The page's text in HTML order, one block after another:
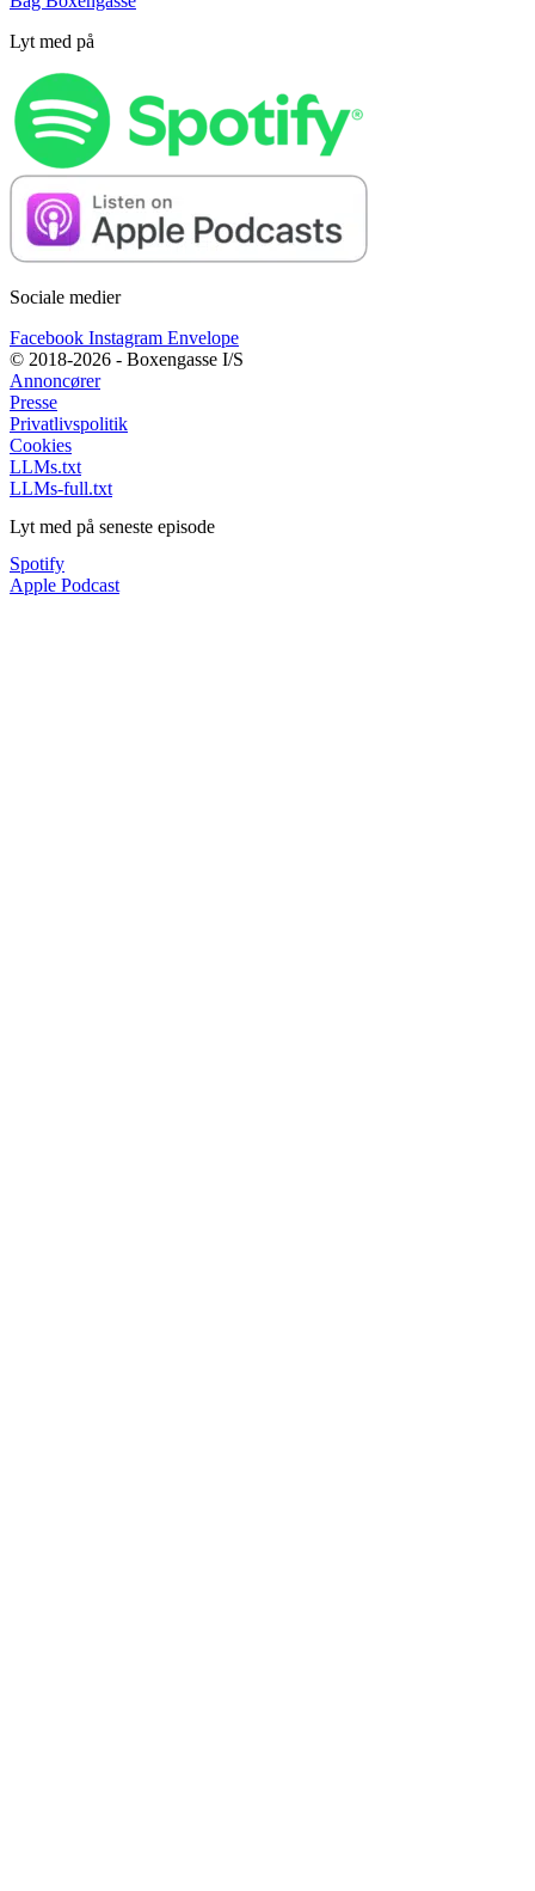
Lyt med på
Sociale medier
Facebook Instagram Envelope
© 2018-2026 - Boxengasse I/S
Annoncører
Presse
Privatlivspolitik
Cookies
LLMs.txt
LLMs-full.txt
Lyt med på seneste episode
Spotify
Apple Podcast